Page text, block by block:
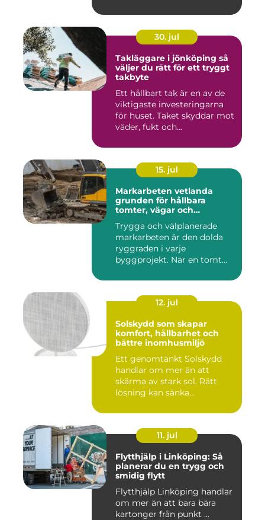
30. jul
Takläggare i jönköping så
väljer du rätt för ett tryggt
takbyte
Ett hållbart tak är en av de
viktigaste investeringarna
för huset. Taket skyddar mot
väder, fukt och...
15. jul
Markarbeten vetlanda
grunden för hållbara
tomter, vägar och
Trygga och välplanerade
markarbeten är den dolda
ryggraden i varje
byggprojekt. När en tomt
12. jul
Solskydd som skapar
komfort, hållbarhet och
bättre inomhusmiljö
Ett genomtänkt Solskydd
handlar om mer än att
skärma av stark sol. Rätt
lösning kan sänka
11. jul
Flytthjälp i Linköping: Så
planerar du en trygg och
smidig flytt
Flytthjälp Linköping handlar
om mer än att bara bära
kartonger från punkt ...